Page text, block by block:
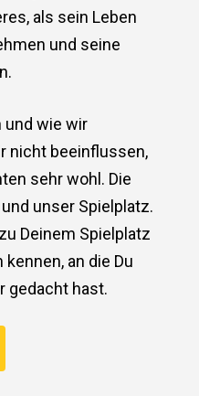
als sein Leben
und seine
und wie wir
nicht beeinflussen,
sehr wohl. Die
unser Spielplatz.
Deinem Spielplatz
an die Du
gedacht hast.